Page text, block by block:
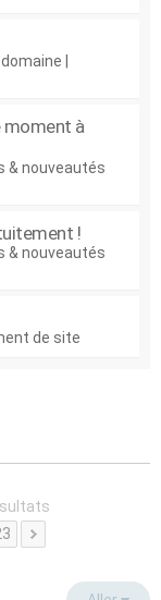
|
moment à
& nouveautés
!
& nouveautés
de site